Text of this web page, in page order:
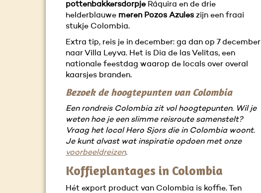
pottenbakkersdorpje Ráquira en de drie
helderblauwe meren Pozos Azules zijn een fraai
stukje Colombia.
Extra tip, reis je in december: ga dan op 7 december
naar Villa Leyva. Het is Dia de las Velitas, een
nationale feestdag waarop de locals over overal
kaarsjes branden.
Bezoek de hoogtepunten van Colombia
Een rondreis Colombia zit vol hoogtepunten. Wil je
weten hoe je een slimme reisroute samenstelt?
Vraag het local Hero Sjors die in Colombia woont.
Je kunt alvast wat inspiratie opdoen met onze
voorbeeldreizen.
Koffieplantages in Colombia
Hét export product van Colombia is koffie. Ten